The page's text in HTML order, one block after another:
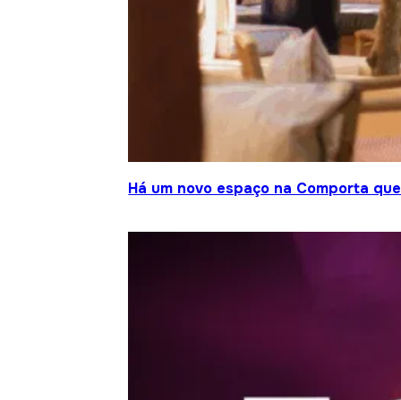
Há um novo espaço na Comporta